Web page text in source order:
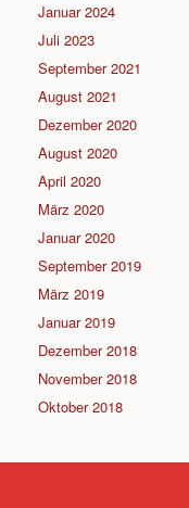
Januar 2024
Juli 2023
September 2021
August 2021
Dezember 2020
August 2020
April 2020
März 2020
Januar 2020
September 2019
März 2019
Januar 2019
Dezember 2018
November 2018
Oktober 2018